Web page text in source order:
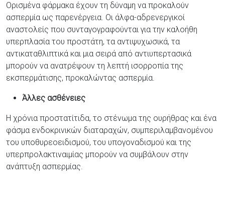
Ορισμένα φάρμακα έχουν τη δύναμη να προκαλούν
ασπερμία ως παρενέργεια. Οι άλφα-αδρενεργικοί
αναστολείς που συνταγογραφούνται για την καλοήθη
υπερπλασία του προστάτη, τα αντιψυχωσικά, τα
αντικαταθλιπτικά και μια σειρά από αντιυπερτασικά
μπορούν να ανατρέψουν τη λεπτή ισορροπία της
εκσπερμάτισης, προκαλώντας ασπερμία.
Άλλες ασθένειες
Η χρόνια προστατίτιδα, το στένωμα της ουρήθρας και ένα
φάσμα ενδοκρινικών διαταραχών, συμπεριλαμβανομένου
του υποθυρεοειδισμού, του υπογοναδισμού και της
υπερπρολακτιναιμίας μπορούν να συμβάλουν στην
ανάπτυξη ασπερμίας.